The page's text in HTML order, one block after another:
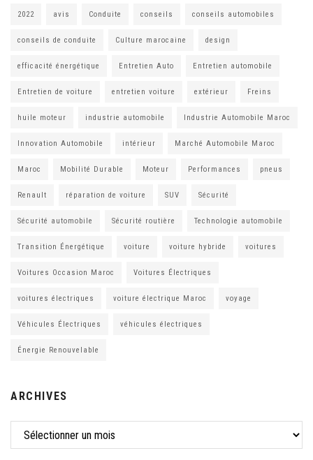
2022 avis Conduite conseils conseils automobiles
conseils de conduite Culture marocaine design
efficacité énergétique Entretien Auto Entretien automobile
Entretien de voiture entretien voiture extérieur Freins
huile moteur industrie automobile Industrie Automobile Maroc
Innovation Automobile intérieur Marché Automobile Maroc
Maroc Mobilité Durable Moteur Performances pneus
Renault réparation de voiture SUV Sécurité
Sécurité automobile Sécurité routière Technologie automobile
Transition Énergétique voiture voiture hybride voitures
Voitures Occasion Maroc Voitures Électriques
voitures électriques voiture électrique Maroc voyage
Véhicules Électriques véhicules électriques
Énergie Renouvelable
ARCHIVES